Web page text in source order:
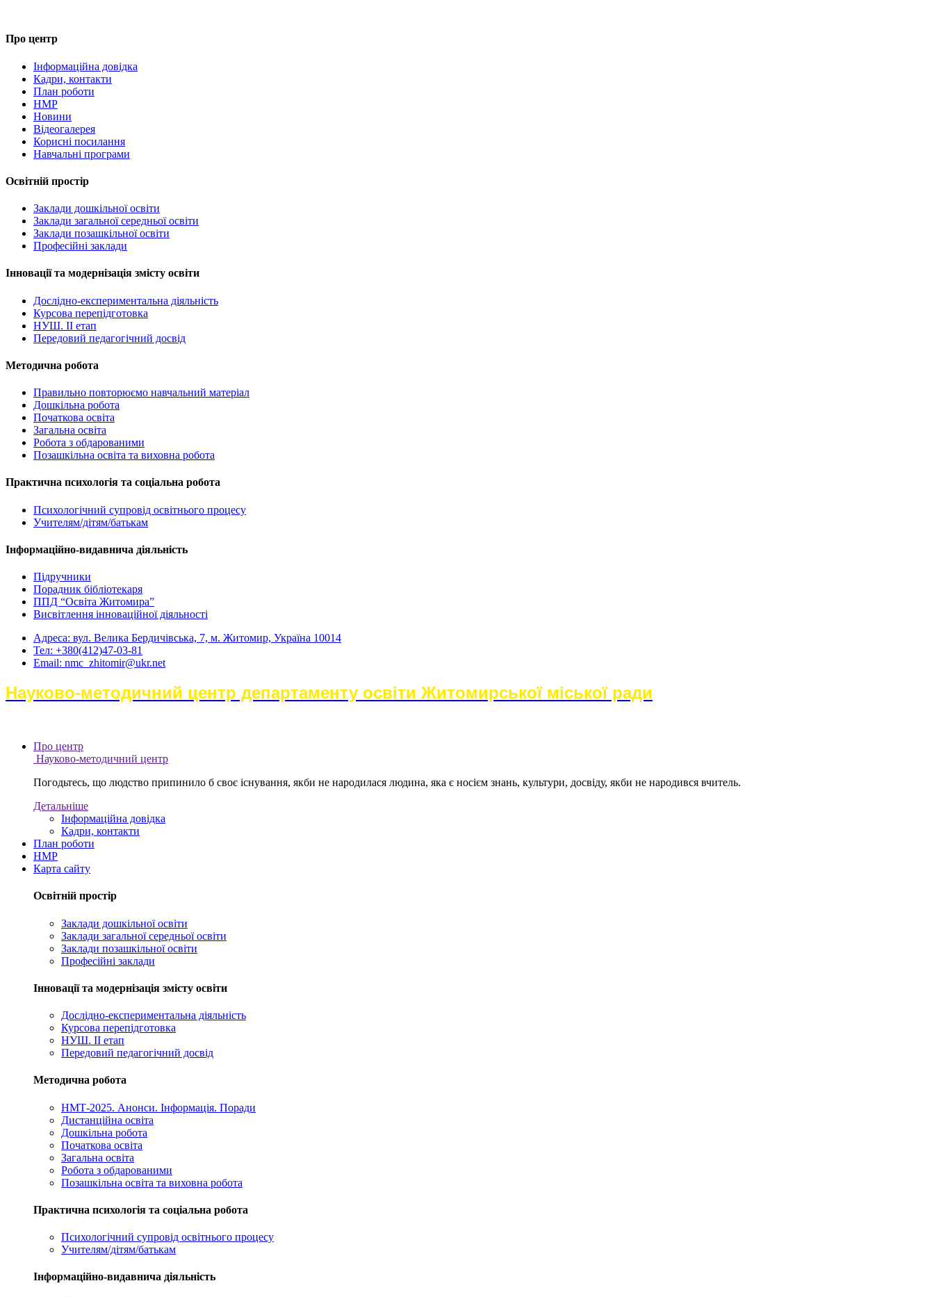
Про центр
Інформаційна довідка
Кадри, контакти
План роботи
НМР
Новини
Відеогалерея
Корисні посилання
Навчальні програми
Освітній простір
Заклади дошкільної освіти
Заклади загальної середньої освіти
Заклади позашкільної освіти
Професійні заклади
Інновації та модернізація змісту освіти
Дослідно-експериментальна діяльність
Курсова перепідготовка
НУШ. ІІ етап
Передовий педагогічний досвід
Методична робота
Правильно повторюємо навчальний матеріал
Дошкільна робота
Початкова освіта
Загальна освіта
Робота з обдарованими
Позашкільна освіта та виховна робота
Практична психологія та соціальна робота
Психологічний супровід освітнього процесу
Учителям/дітям/батькам
Інформаційно-видавнича діяльність
Підручники
Порадник бібліотекаря
ППД “Освіта Житомира”
Висвітлення інноваційної діяльності
Адреса: вул. Велика Бердичівська, 7, м. Житомир, Україна 10014
Тел: +380(412)47-03-81
Email: nmc_zhitomir@ukr.net
Науково-методичний центр департаменту освіти Житомирської міської ради
Про центр
Науково-методичний центр
Погодьтесь, що людство припинило б своє існування, якби не народилася людина, яка є носієм знань, культури, досвіду, якби не народився вчитель.
Детальніше
Інформаційна довідка
Кадри, контакти
План роботи
НМР
Карта сайту
Освітній простір
Заклади дошкільної освіти
Заклади загальної середньої освіти
Заклади позашкільної освіти
Професійні заклади
Інновації та модернізація змісту освіти
Дослідно-експериментальна діяльність
Курсова перепідготовка
НУШ. ІІ етап
Передовий педагогічний досвід
Методична робота
НМТ-2025. Анонси. Інформація. Поради
Дистанційна освіта
Дошкільна робота
Початкова освіта
Загальна освіта
Робота з обдарованими
Позашкільна освіта та виховна робота
Практична психологія та соціальна робота
Психологічний супровід освітнього процесу
Учителям/дітям/батькам
Інформаційно-видавнича діяльність